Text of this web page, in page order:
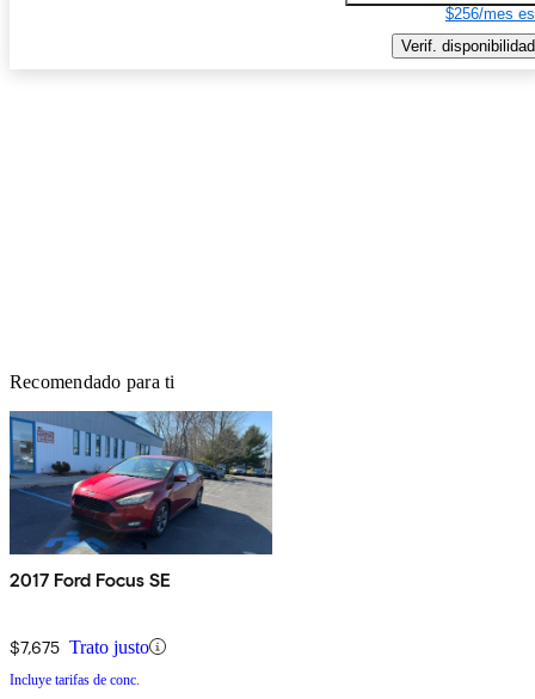
$256/mes
Verif. disponibilidad
Recomendado para ti
2017 Ford Focus SE
$7,675 Trato justo
Incluye tarifas de conc.